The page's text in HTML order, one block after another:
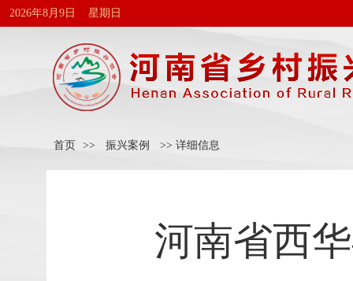
2026年8月9日 星期日
首页 >> 振兴案例 >> 详细信息
河南省西